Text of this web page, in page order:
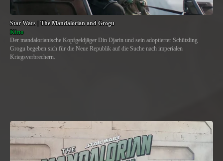
Star Wars | The Mandalorian and Grogu
Kino
Der mandalorianische Kopfgeldjäger Din Djarin und sein adoptierter Schützling
Grogu begeben sich für die Neue Republik auf die Suche nach imperialen
Kriegsverbrechern.